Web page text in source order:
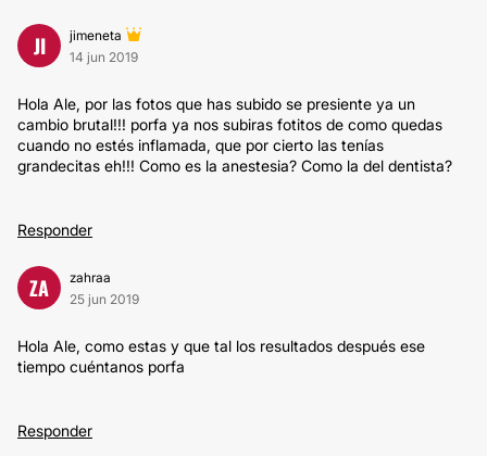
JI
jimeneta
14 jun 2019
Hola Ale, por las fotos que has subido se presiente ya un
cambio brutal!!! porfa ya nos subiras fotitos de como quedas
cuando no estés inflamada, que por cierto las tenías
grandecitas eh!!! Como es la anestesia? Como la del dentista?
Responder
ZA
zahraa
25 jun 2019
Hola Ale, como estas y que tal los resultados después ese
tiempo cuéntanos porfa
Responder